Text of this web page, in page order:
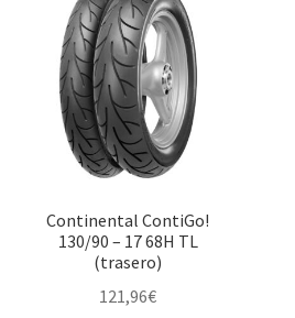
Continental ContiGo!
130/90 – 17 68H TL
(trasero)
121,96€